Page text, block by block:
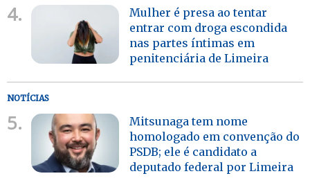
4.
Mulher é presa ao tentar
entrar com droga escondida
nas partes íntimas em
penitenciária de Limeira
NOTÍCIAS
5.
Mitsunaga tem nome
homologado em convenção do
PSDB; ele é candidato a
deputado federal por Limeira